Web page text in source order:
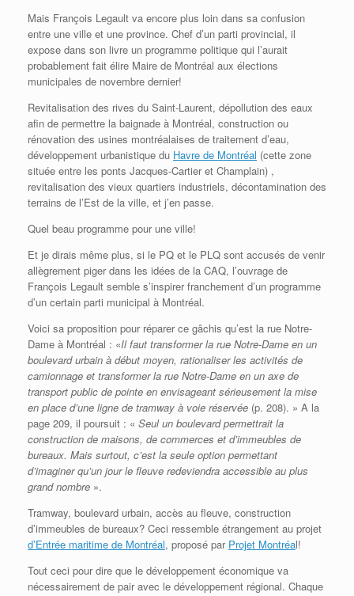
Mais François Legault va encore plus loin dans sa confusion
entre une ville et une province. Chef d’un parti provincial, il
expose dans son livre un programme politique qui l’aurait
probablement fait élire Maire de Montréal aux élections
municipales de novembre dernier!
Revitalisation des rives du Saint-Laurent, dépollution des eaux
afin de permettre la baignade à Montréal, construction ou
rénovation des usines montréalaises de traitement d’eau,
développement urbanistique du Havre de Montréal (cette zone
située entre les ponts Jacques-Cartier et Champlain) ,
revitalisation des vieux quartiers industriels, décontamination des
terrains de l’Est de la ville, et j’en passe.
Quel beau programme pour une ville!
Et je dirais même plus, si le PQ et le PLQ sont accusés de venir
allègrement piger dans les idées de la CAQ, l’ouvrage de
François Legault semble s’inspirer franchement d’un programme
d’un certain parti municipal à Montréal.
Voici sa proposition pour réparer ce gâchis qu’est la rue Notre-
Dame à Montréal : «Il faut transformer la rue Notre-Dame en un
boulevard urbain à début moyen, rationaliser les activités de
camionnage et transformer la rue Notre-Dame en un axe de
transport public de pointe en envisageant sérieusement la mise
en place d’une ligne de tramway à voie réservée (p. 208). » A la
page 209, il poursuit : « Seul un boulevard permettrait la
construction de maisons, de commerces et d’immeubles de
bureaux. Mais surtout, c’est la seule option permettant
d’imaginer qu’un jour le fleuve redeviendra accessible au plus
grand nombre ».
Tramway, boulevard urbain, accès au fleuve, construction
d’immeubles de bureaux? Ceci ressemble étrangement au projet
d’Entrée maritime de Montréal, proposé par Projet Montréal!
Tout ceci pour dire que le développement économique va
nécessairement de pair avec le développement régional. Chaque